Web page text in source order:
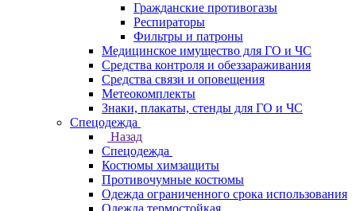
Гражданские противогазы
Респираторы
Фильтры и патроны
Медицинское имущество для ГО и ЧС
Средства контроля и обеззараживания
Средства связи и оповещения
Метеокомплекты
Знаки, плакаты, стенды для ГО и ЧС
Спецодежда
Назад
Спецодежда
Костюмы химзащиты
Противочумные костюмы
Одежда ограниченного срока использования
Одежда термостойкая